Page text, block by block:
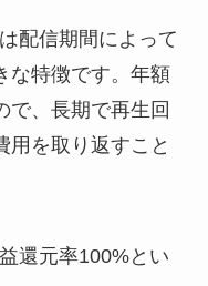
配信期間によって
な特徴です。年額
で、長期で再生回
用を取り返すこと
還元率100%とい